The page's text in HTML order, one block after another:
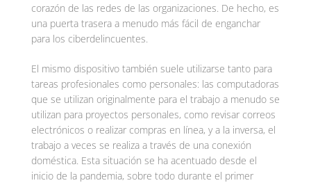
corazón de las redes de las organizaciones. De hecho, es
una puerta trasera a menudo más fácil de enganchar
para los ciberdelincuentes.
El mismo dispositivo también suele utilizarse tanto para
tareas profesionales como personales: las computadoras
que se utilizan originalmente para el trabajo a menudo se
utilizan para proyectos personales, como revisar correos
electrónicos o realizar compras en línea, y a la inversa, el
trabajo a veces se realiza a través de una conexión
doméstica. Esta situación se ha acentuado desde el
inicio de la pandemia, sobre todo durante el primer